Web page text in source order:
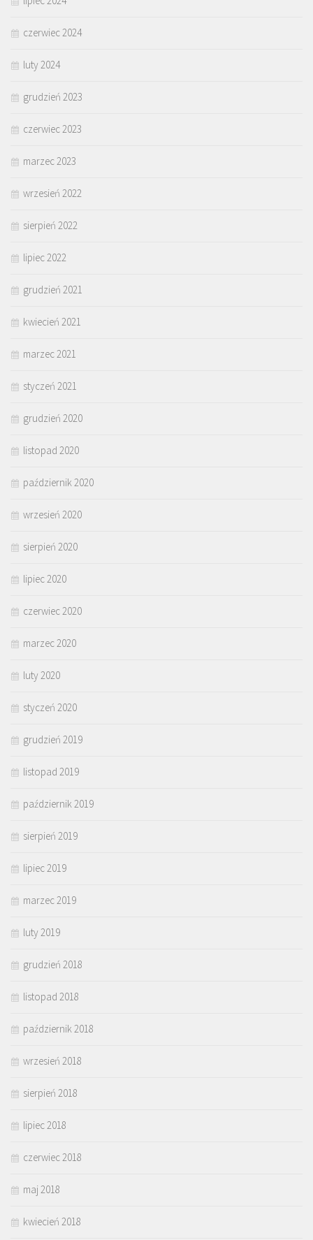
czerwiec 2024
luty 2024
grudzień 2023
czerwiec 2023
marzec 2023
wrzesień 2022
sierpień 2022
lipiec 2022
grudzień 2021
kwiecień 2021
marzec 2021
styczeń 2021
grudzień 2020
listopad 2020
październik 2020
wrzesień 2020
sierpień 2020
lipiec 2020
czerwiec 2020
marzec 2020
luty 2020
styczeń 2020
grudzień 2019
listopad 2019
październik 2019
sierpień 2019
lipiec 2019
marzec 2019
luty 2019
grudzień 2018
listopad 2018
październik 2018
wrzesień 2018
sierpień 2018
lipiec 2018
czerwiec 2018
maj 2018
kwiecień 2018